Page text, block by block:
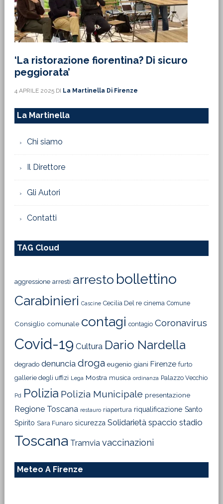
‘La ristorazione fiorentina? Di sicuro
peggiorata’
4 APRILE 2025DI La Martinella Di Firenze
La Martinella
Chi siamo
Il Direttore
Gli Autori
Contatti
TAG Cloud
aggressione arresti arresto bollettino
Carabinieri Cascine Cecilia Del re cinema Comune
Consiglio comunale contagi contagio Coronavirus
Covid-19 Cultura Dario Nardella
degrado denuncia droga eugenio giani Firenze furto
gallerie degli uffizi Lega Mostra musica ordinanza Palazzo Vecchio
Pd Polizia Polizia Municipale presentazione
Regione Toscana restauro riapertura riqualificazione Santo
Spirito Sara Funaro sicurezza Solidarietà spaccio stadio
Toscana Tramvia vaccinazioni
Meteo A Firenze